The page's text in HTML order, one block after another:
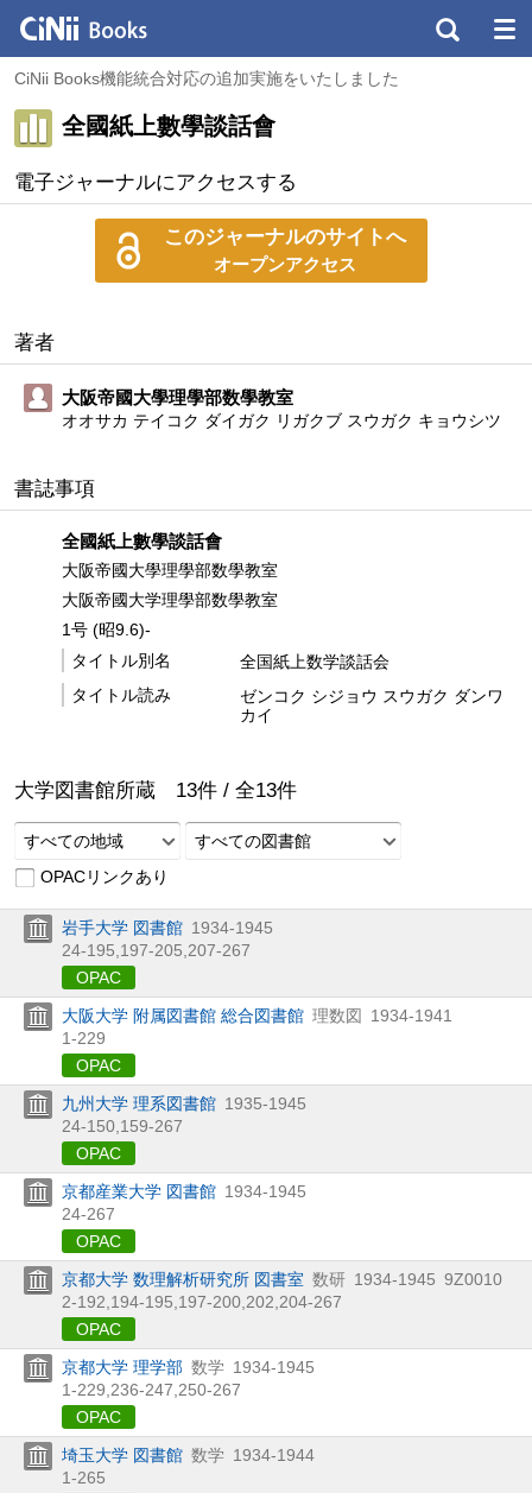
CiNii Books機能統合対応の追加実施をいたしました
全國紙上數學談話會
電子ジャーナルにアクセスする
このジャーナルのサイトへ
オープンアクセス
著者
大阪帝國大學理學部数學教室
オオサカ テイコク ダイガク リガクブ スウガク キョウシツ
書誌事項
全國紙上數學談話會
大阪帝國大學理學部数學教室
大阪帝國大学理學部数學教室
1号 (昭9.6)-
タイトル別名
全国紙上数学談話会
タイトル読み
ゼンコク シジョウ スウガク ダンワ
カイ
大学図書館所蔵 13件 / 全13件
すべての地域
すべての図書館
OPACリンクあり
岩手大学 図書館 1934-1945
24-195, 197-205, 207-267
OPAC
大阪大学 附属図書館 総合図書館 理数図 1934-1941
1-229
OPAC
九州大学 理系図書館 1935-1945
24-150, 159-267
OPAC
京都産業大学 図書館 1934-1945
24-267
OPAC
京都大学 数理解析研究所 図書室 数研 1934-1945 9Z0010
2-192, 194-195, 197-200, 202, 204-267
OPAC
京都大学 理学部 数学 1934-1945
1-229, 236-247, 250-267
OPAC
埼玉大学 図書館 数学 1934-1944
1-265